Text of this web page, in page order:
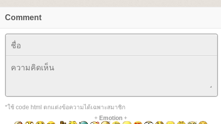
Comment
*ใช้ code html ตกแต่งข้อความได้เฉพาะสมาชิก
+ Emotion+